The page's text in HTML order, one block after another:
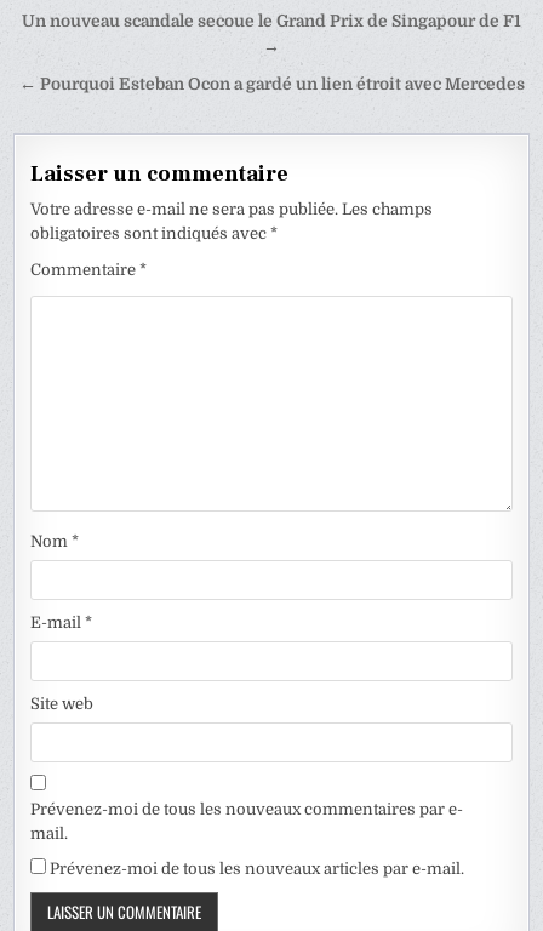
Navigation
l’article
Un nouveau scandale secoue le Grand Prix de Singapour de F1
→
← Pourquoi Esteban Ocon a gardé un lien étroit avec Mercedes
Laisser un commentaire
Votre adresse e-mail ne sera pas publiée. Les champs
obligatoires sont indiqués avec*
Commentaire*
Nom*
E-mail*
Site web
Prévenez-moi de tous les nouveaux commentaires par e-
mail.
Prévenez-moi de tous les nouveaux articles par e-mail.